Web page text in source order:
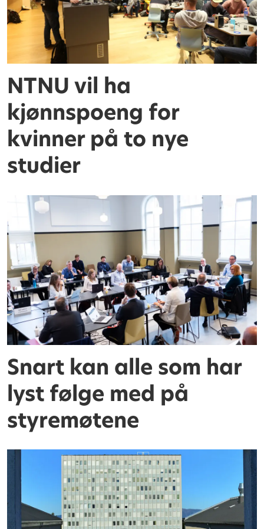
NTNU vil ha
kjønnspoeng for
kvinner på to nye
studier
Snart kan alle som har
lyst følge med på
styremøtene